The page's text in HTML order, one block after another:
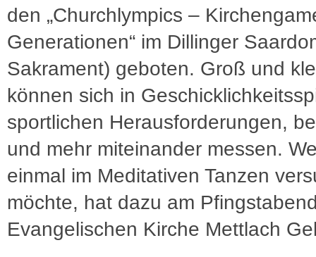
den „Churchlympics –
Generationen“ im Dillinger
Sakrament) geboten. Groß und
können sich in
sportlichen Herausforderungen,
und mehr miteinander messen.
einmal im Meditativen Tanzen
möchte, hat dazu am
Evangelischen Kirche Mettlach